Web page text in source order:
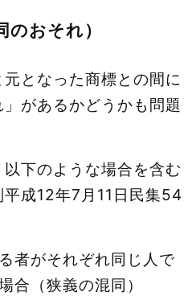
のおそれ）
となった商標との間に
」があるかどうかも問題
下のような場合を含む
成12年7月11日民集54
者がそれぞれ同じ人で
合（狭義の混同）